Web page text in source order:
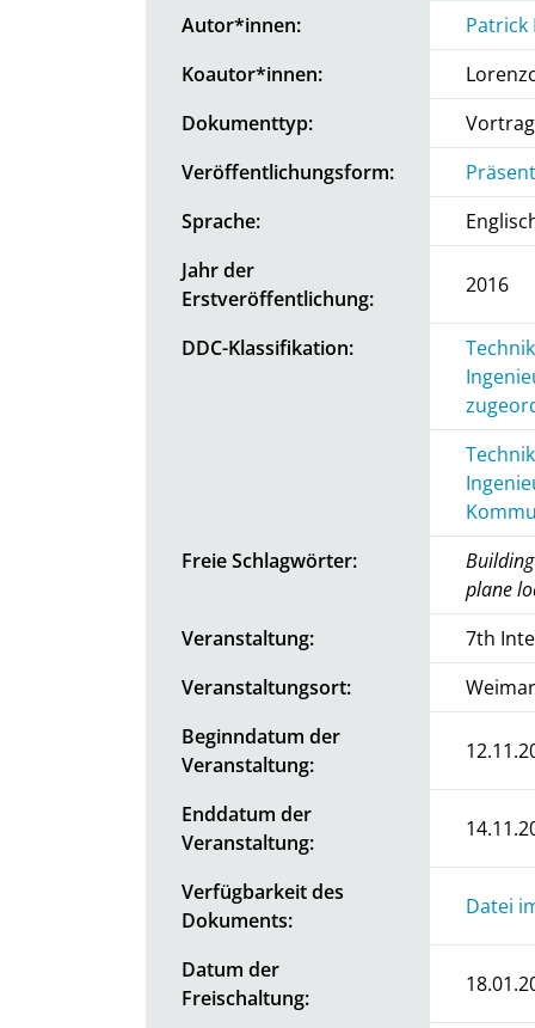
Autor*innen:
Patrick
Koautor*innen:
Dokumenttyp:
Vortrag
Veröffentlichungsform:
Sprache:
Jahr der
Erstveröffentlichung:
2016
DDC-Klassifikation:
Freie Schlagwörter:
plane
Veranstaltung:
7th
Veranstaltungsort:
Beginndatum der
Veranstaltung:
Enddatum der
Veranstaltung:
Verfügbarkeit des
Dokuments:
Datei
Datum der
Freischaltung: